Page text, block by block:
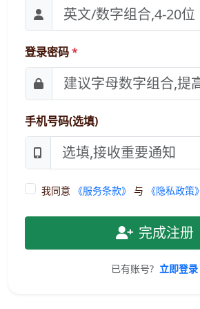
登录密码*
手机号码(选填)
我同意 《服务条款》 与 《隐私政策》
完成注册
已有账号? 立即登录